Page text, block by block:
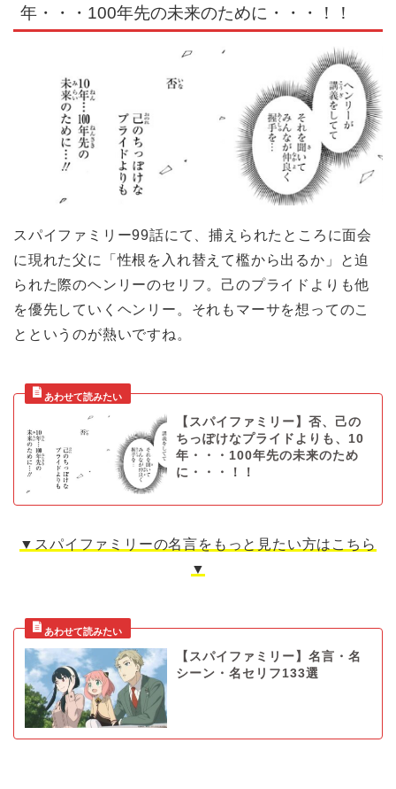
年・・・100年先の未来のために・・・！！
スパイファミリー99話にて、捕えられたところに面会
に現れた父に「性根を入れ替えて檻から出るか」と迫
られた際のヘンリーのセリフ。己のプライドよりも他
を優先していくヘンリー。それもマーサを想ってのこ
とというのが熱いですね。
【スパイファミリー】否、己の
ちっぽけなプライドよりも、10
年・・・100年先の未来のため
に・・・！！
▼スパイファミリーの名言をもっと見たい方はこちら
▼
【スパイファミリー】名言・名
シーン・名セリフ133選